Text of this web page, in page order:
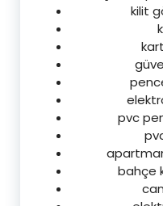
kilit
pvc
bahçe